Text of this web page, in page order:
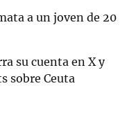
a un joven de 20
su cuenta en X y
sobre Ceuta